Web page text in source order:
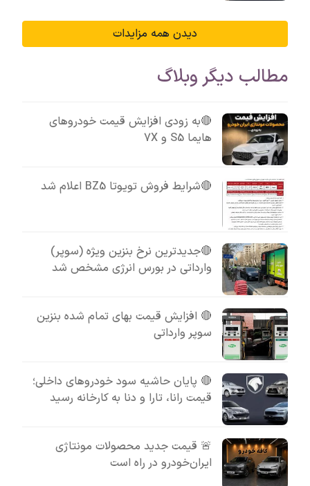
دیدن همه مزایدات
مطالب دیگر وبلاگ
🔴به زودی افزایش قیمت خودروهای
هایما S5 و 7X
🔴شرایط فروش تویوتا BZ5 اعلام شد
🔴جدیدترین نرخ بنزین ویژه (سوپر)
وارداتی در بورس انرژی مشخص شد
🔴 افزایش قیمت بهای تمام شده بنزین
سوپر وارداتی
🔴 پایان حاشیه سود خودروهای داخلی؛
قیمت رانا، تارا و دنا به کارخانه رسید
🚨 قیمت جدید محصولات مونتاژی
ایران‌خودرو در راه است